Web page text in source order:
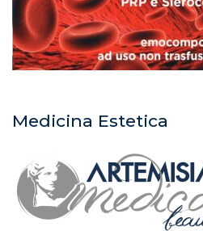
Medicina Estetica